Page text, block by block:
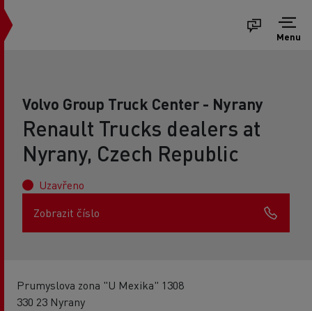
Menu
Volvo Group Truck Center - Nyrany
Renault Trucks dealers at
Nyrany, Czech Republic
Uzavřeno
Zobrazit číslo
Prumyslova zona "U Mexika" 1308
330 23 Nyrany